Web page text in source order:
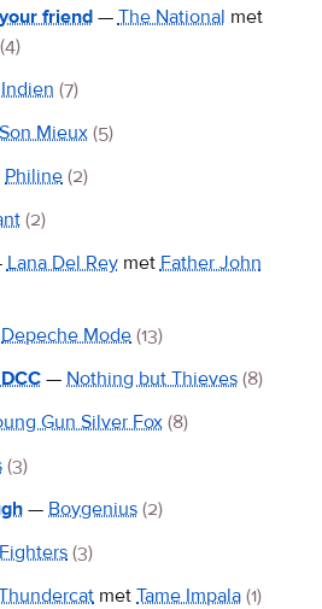
friend— The National met
(4)
(7)
Son Mieux (5)
Philine (2)
(2)
Lana Del Reymet Father John
Depeche Mode (13)
— Nothing but Thieves (8)
Gun Silver Fox (8)
(3)
— Boygenius (2)
(3)
met Tame Impala (1)